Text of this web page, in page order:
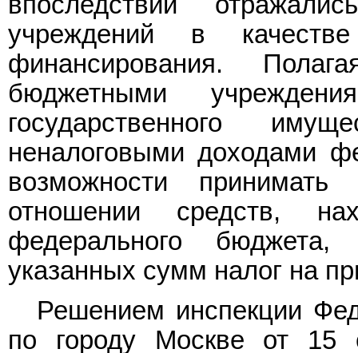
учреждений в качестве
финансирования.
бюджетными
государственного
неналоговыми доходами
возможности
отношении средств,
федерального
указанных сумм налог на
Решением инспекции
по городу Москве от 15